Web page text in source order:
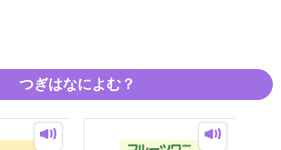
つぎはなによむ？